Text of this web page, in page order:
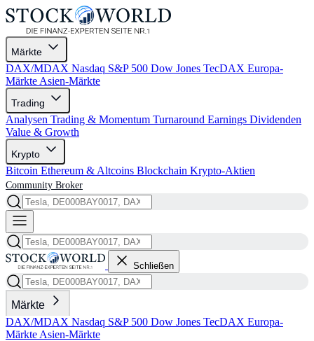
Märkte
DAX/MDAX Nasdaq S&P 500 Dow Jones TecDAX Europa-
Märkte Asien-Märkte
Trading
Analysen Trading & Momentum Turnaround Earnings Dividenden
Value & Growth
Krypto
Bitcoin Ethereum & Altcoins Blockchain Krypto-Aktien
Community Broker
Schließen
Märkte
DAX/MDAX Nasdaq S&P 500 Dow Jones TecDAX Europa-
Märkte Asien-Märkte